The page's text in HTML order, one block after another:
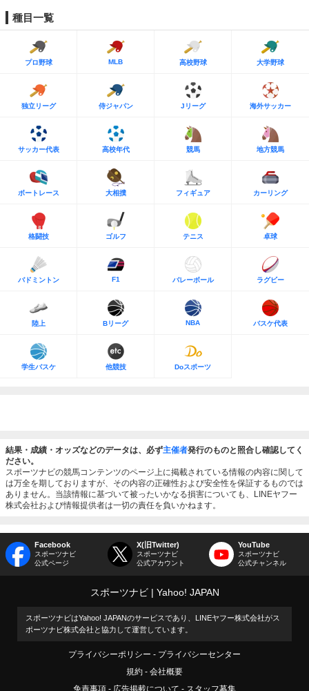
種目一覧
プロ野球 MLB 高校野球 大学野球
独立リーグ 侍ジャパン Jリーグ 海外サッカー
サッカー代表 高校年代 競馬 地方競馬
ボートレース 大相撲 フィギュア カーリング
格闘技 ゴルフ テニス 卓球
バドミントン F1 バレーボール ラグビー
陸上 Bリーグ NBA バスケ代表
学生バスケ 他競技 Doスポーツ
結果・成績・オッズなどのデータは、必ず主催者発行のものと照合し確認してく
ださい。
スポーツナビの競馬コンテンツのページ上に掲載されている情報の内容に関して
は万全を期しておりますが、その内容の正確性および安全性を保証するものでは
ありません。当該情報に基づいて被ったいかなる損害についても、LINEヤフー
株式会社および情報提供者は一切の責任を負いかねます。
Facebook
スポーツナビ
公式ページ
X(旧Twitter)
スポーツナビ
公式アカウント
YouTube
スポーツナビ
公式チャンネル
スポーツナビ Yahoo! JAPAN
スポーツナビはYahoo! JAPANのサービスであり、LINEヤフー株式会社がス
ポーツナビ株式会社と協力して運営しています。
プライバシーポリシー
プライバシーセンター
規約
会社概要
免責事項
広告掲載について スタッフ募集